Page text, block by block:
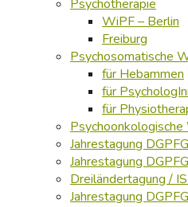
Psychotherapie
WiPF – Berlin
Freiburg
Psychosomatische
für Hebammen
für
für
Jahrestagung
Jahrestagung
Dreiländertagung /
Jahrestagung